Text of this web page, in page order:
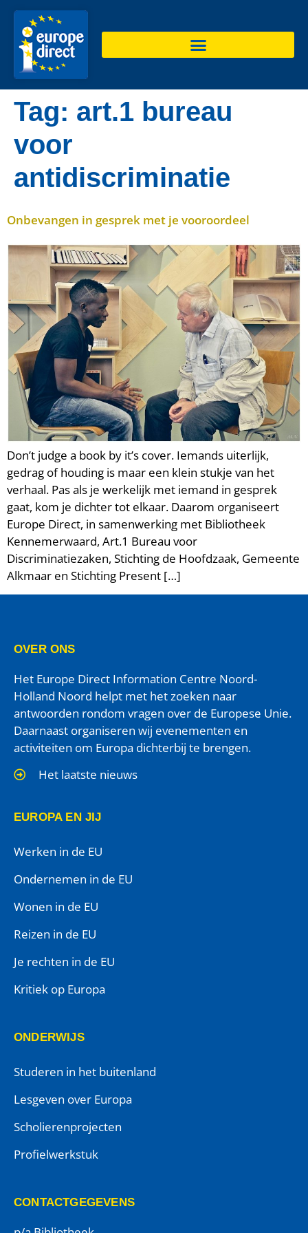
de
inhoud
Tag: art.1 bureau
voor
antidiscriminatie
Onbevangen in gesprek met je vooroordeel
Don’t judge a book by it’s cover. Iemands uiterlijk,
gedrag of houding is maar een klein stukje van het
verhaal. Pas als je werkelijk met iemand in gesprek
gaat, kom je dichter tot elkaar. Daarom organiseert
Europe Direct, in samenwerking met Bibliotheek
Kennemerwaard, Art.1 Bureau voor
Discriminatiezaken, Stichting de Hoofdzaak, Gemeente
Alkmaar en Stichting Present […]
OVER ONS
Het Europe Direct Information Centre Noord-
Holland Noord helpt met het zoeken naar
antwoorden rondom vragen over de Europese Unie.
Daarnaast organiseren wij evenementen en
activiteiten om Europa dichterbij te brengen.
Het laatste nieuws
EUROPA EN JIJ
Werken in de EU
Ondernemen in de EU
Wonen in de EU
Reizen in de EU
Je rechten in de EU
Kritiek op Europa
ONDERWIJS
Studeren in het buitenland
Lesgeven over Europa
Scholierenprojecten
Profielwerkstuk
CONTACTGEGEVENS